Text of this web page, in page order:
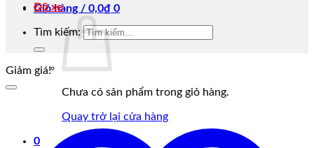
Giỏ hàng / 0,0₫ 0
Chưa có sản phẩm trong giỏ hàng.
Quay trở lại cửa hàng
0
Độ xe
Tìm kiếm:
Giảm giá!